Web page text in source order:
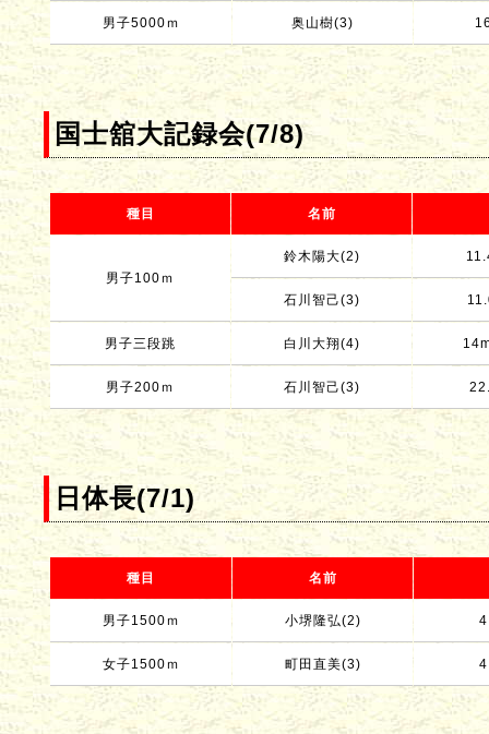
男子5000ｍ 奥山樹(3)
国士舘大記録会(7/8)
種目 名前
男子100ｍ
鈴木陽大(2)
石川智己(3)
男子三段跳 白川大翔(4)
男子200ｍ 石川智己(3)
日体長(7/1)
種目 名前
男子1500ｍ 小堺隆弘(2)
女子1500ｍ 町田直美(3)